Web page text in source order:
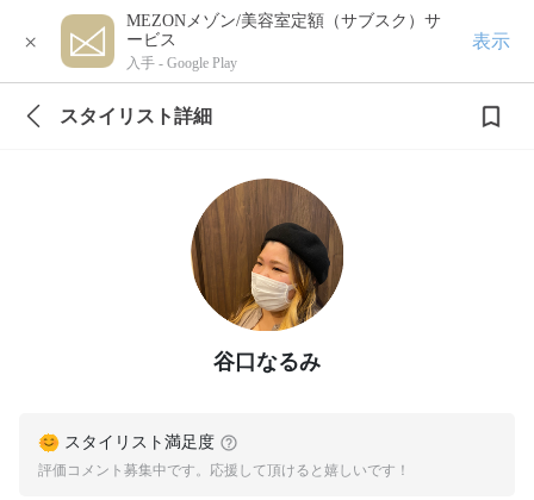
×
MEZONメゾン/美容室定額（サブスク）サ
ービス
入手 - Google Play
表示
スタイリスト詳細
谷口なるみ
スタイリスト満足度
評価コメント募集中です。応援して頂けると嬉しいです！